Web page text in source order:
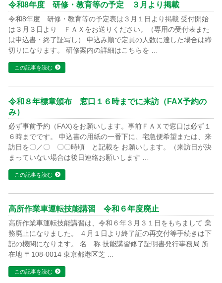
令和8年度 研修・教育等の予定 ３月より掲載
令和8年度 研修・教育等の予定表は３月１日より掲載 受付開始
は３月３日より ＦＡＸをお送りください。（専用の受付表また
は申込書・終了証写し） 申込み順で定員の人数に達した場合は締
切りになります。 研修案内の詳細はこちらを …
この記事を読む
令和８年標章頒布 窓口１６時までに来訪（FAX予約の
み）
必ず事前予約（FAX)をお願いします。事前ＦＡＸで窓口は必ず１
６時までです。 申込書の用紙の一番下に、宅急便希望または、来
訪日を〇／〇 〇〇時頃 と記載を お願いします。（来訪日が決
まっていない場合は後日連絡お願いします …
この記事を読む
高所作業車運転技能講習 令和６年度廃止
高所作業車運転技能講習は、令和６年３月３１日をもちまして 業
務廃止になりました。 ４月１日より終了証の再交付等手続きは下
記の機関になります。 名 称 技能講習修了証明書発行事務局 所
在地 〒108-0014 東京都港区芝 …
この記事を読む